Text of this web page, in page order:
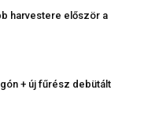
harvestere először a
+ új fűrész debütált